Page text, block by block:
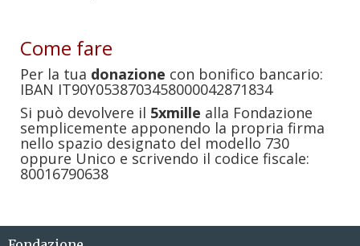
Come fare
Per la tua donazione con bonifico bancario:
IBAN IT90Y0538703458000042871834
Si può devolvere il 5xmille alla Fondazione
semplicemente apponendo la propria firma
nello spazio designato del modello 730
oppure Unico e scrivendo il codice fiscale:
80016790638